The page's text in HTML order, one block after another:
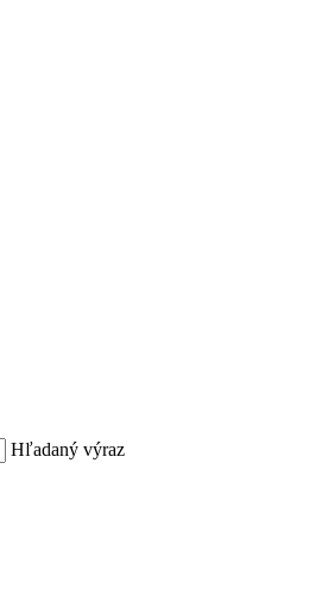
Hľadaný výraz